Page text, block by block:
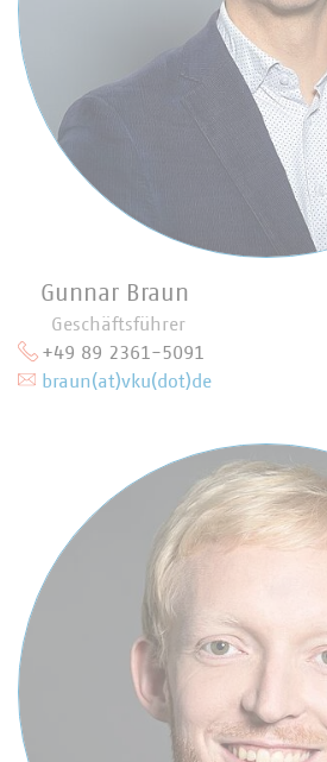
Gunnar Braun
Geschäftsführer
+49 89 2361-5091
braun(at)vku(dot)de